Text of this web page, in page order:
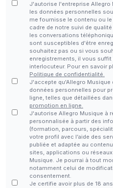
J'autorise l'entreprise Allegro
les données personnelles
me fournisse le contenu ou
cadre de notre suivi de
les conversations
sont susceptibles d'être
souhaitez pas ou si vous
enregistrements, il vous suffit
interlocuteur. Pour en savoir
Politique de confidentialité.
J'accepte qu'Allegro
données personnelles pour
ligne, telles que détaillées
promotion en ligne.
J'autorise Allegro Musique à
personnalisée à partir des
(formation, parcours,
votre profil avec l’aide des
publiée et adaptée au
sites, applications ou
Musique. Je pourrai à tout
notamment celui de
consentement.
Je certifie avoir plus de 18 ans